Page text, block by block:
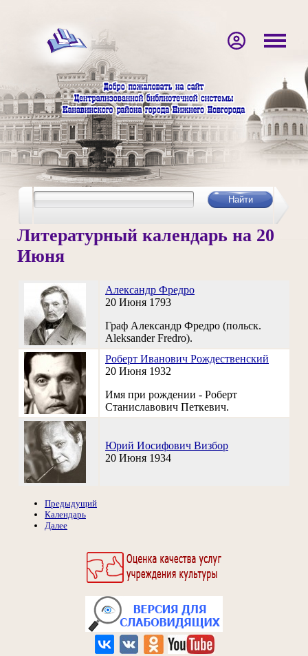
Литературный календарь на 20
Июня
Александр Фредро
20 Июня 1793
Граф Александр Фредро (польск.
Aleksander Fredro).
Роберт Иванович Рождественский
20 Июня 1932
Имя при рождении - Роберт
Станиславович Петкевич.
Юрий Иосифович Визбор
20 Июня 1934
Предыдущий
Календарь
Далее